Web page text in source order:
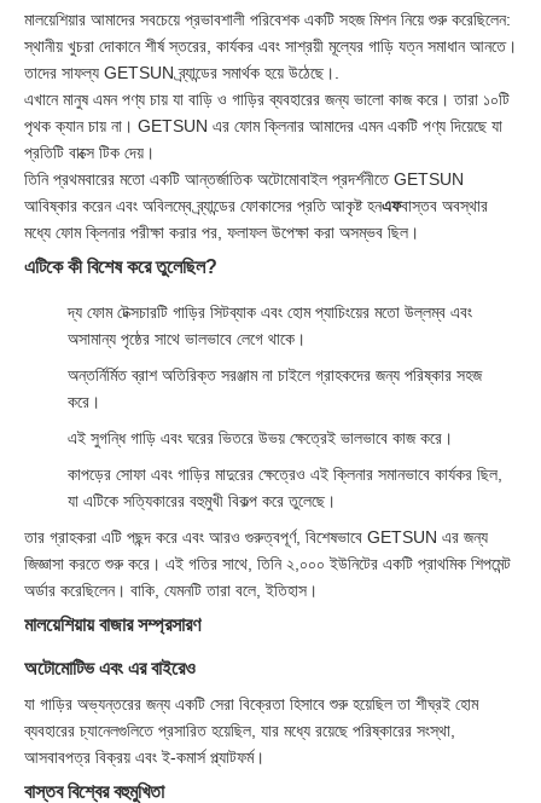
মালয়েশিয়ার আমাদের সবচেয়ে প্রভাবশালী পরিবেশক একটি সহজ মিশন নিয়ে শুরু করেছিলেন:
স্থানীয় খুচরা দোকানে শীর্ষ স্তরের, কার্যকর এবং সাশ্রয়ী মূল্যের গাড়ি যত্ন সমাধান আনতে।
তাদের সাফল্য GETSUN ব্র্যান্ডের সমার্থক হয়ে উঠেছে।.
এখানে মানুষ এমন পণ্য চায় যা বাড়ি ও গাড়ির ব্যবহারের জন্য ভালো কাজ করে। তারা ১০টি
পৃথক ক্যান চায় না। GETSUN এর ফোম ক্লিনার আমাদের এমন একটি পণ্য দিয়েছে যা
প্রতিটি বাক্সে টিক দেয়।
তিনি প্রথমবারের মতো একটি আন্তর্জাতিক অটোমোবাইল প্রদর্শনীতে GETSUN
আবিষ্কার করেন এবং অবিলম্বে ব্র্যান্ডের ফোকাসের প্রতি আকৃষ্ট হনএফবাস্তব অবস্থার
মধ্যে ফোম ক্লিনার পরীক্ষা করার পর, ফলাফল উপেক্ষা করা অসম্ভব ছিল।
এটিকে কী বিশেষ করে তুলেছিল?
দ্য ফোম টেক্সচারটি গাড়ির সিটব্যাক এবং হোম প্যাচিংয়ের মতো উল্লম্ব এবং
অসামান্য পৃষ্ঠের সাথে ভালভাবে লেগে থাকে।
অন্তর্নির্মিত ব্রাশ অতিরিক্ত সরঞ্জাম না চাইলে গ্রাহকদের জন্য পরিষ্কার সহজ
করে।
এই সুগন্ধি গাড়ি এবং ঘরের ভিতরে উভয় ক্ষেত্রেই ভালভাবে কাজ করে।
কাপড়ের সোফা এবং গাড়ির মাদুরের ক্ষেত্রেও এই ক্লিনার সমানভাবে কার্যকর ছিল,
যা এটিকে সত্যিকারের বহুমুখী বিকল্প করে তুলেছে।
তার গ্রাহকরা এটি পছন্দ করে এবং আরও গুরুত্বপূর্ণ, বিশেষভাবে GETSUN এর জন্য
জিজ্ঞাসা করতে শুরু করে। এই গতির সাথে, তিনি ২,০০০ ইউনিটের একটি প্রাথমিক শিপমেন্ট
অর্ডার করেছিলেন। বাকি, যেমনটি তারা বলে, ইতিহাস।
মালয়েশিয়ায় বাজার সম্প্রসারণ
অটোমোটিভ এবং এর বাইরেও
যা গাড়ির অভ্যন্তরের জন্য একটি সেরা বিক্রেতা হিসাবে শুরু হয়েছিল তা শীঘ্রই হোম
ব্যবহারের চ্যানেলগুলিতে প্রসারিত হয়েছিল, যার মধ্যে রয়েছে পরিষ্কারের সংস্থা,
আসবাবপত্র বিক্রয় এবং ই-কমার্স প্ল্যাটফর্ম।
বাস্তব বিশ্বের বহুমুখিতা